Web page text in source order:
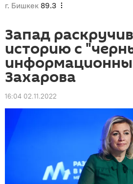
г. Бишкек 89.3
Запад
историю с
Захарова
16:04 02.11.2022